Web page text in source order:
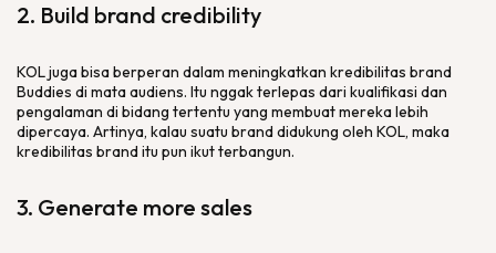
2. Build brand credibility
KOL juga bisa berperan dalam meningkatkan kredibilitas brand
Buddies di mata audiens. Itu nggak terlepas dari kualifikasi dan
pengalaman di bidang tertentu yang membuat mereka lebih
dipercaya. Artinya, kalau suatu brand didukung oleh KOL, maka
kredibilitas brand itu pun ikut terbangun.
3. Generate more sales